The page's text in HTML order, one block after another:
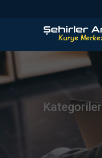
Kategoriler